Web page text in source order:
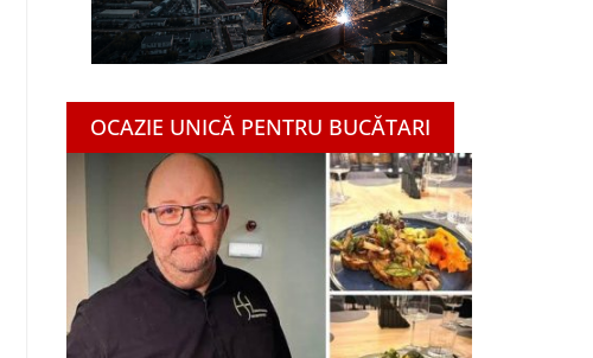
OCAZIE UNICĂ PENTRU BUCĂTARI